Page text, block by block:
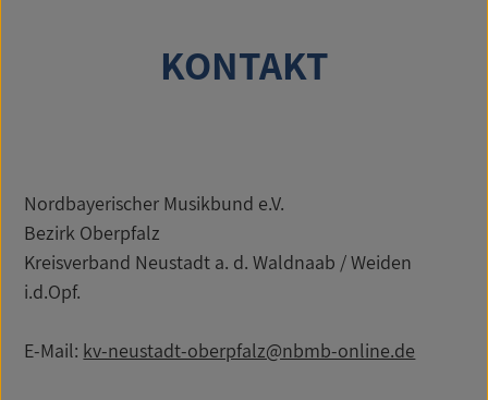
KONTAKT
Nordbayerischer Musikbund e.V.
Bezirk Oberpfalz
Kreisverband Neustadt a. d. Waldnaab / Weiden
i.d.Opf.
E-Mail: kv-neustadt-oberpfalz@nbmb-online.de